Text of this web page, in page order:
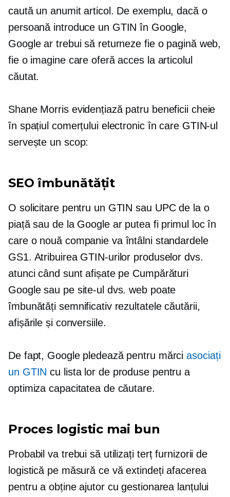
caută un anumit articol. De exemplu, dacă o
persoană introduce un GTIN în Google,
Google ar trebui să returneze fie o pagină web,
fie o imagine care oferă acces la articolul
căutat.
Shane Morris evidențiază patru beneficii cheie
în spațiul comerțului electronic în care GTIN-ul
servește un scop:
SEO îmbunătățit
O solicitare pentru un GTIN sau UPC de la o
piață sau de la Google ar putea fi primul loc în
care o nouă companie va întâlni standardele
GS1. Atribuirea GTIN-urilor produselor dvs.
atunci când sunt afișate pe Cumpărături
Google sau pe site-ul dvs. web poate
îmbunătăți semnificativ rezultatele căutării,
afișările și conversiile.
De fapt, Google pledează pentru mărciasociați
un GTIN cu lista lor de produse pentru a
optimiza capacitatea de căutare.
Proces logistic mai bun
Probabil va trebui să utilizați terțfurnizorii de
logistică pe măsură ce vă extindeți afacerea
pentru a obține ajutor cu gestionarea lanțului